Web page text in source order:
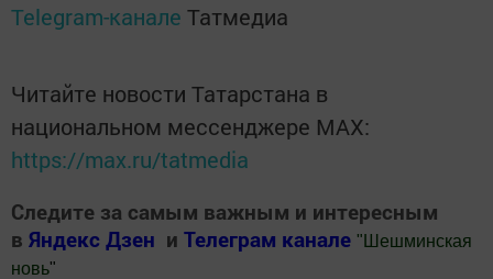
Telegram-канале Татмедиа
Читайте новости Татарстана в
национальном мессенджере MАХ:
https://max.ru/tatmedia
Следите за самым важным и интересным
в Яндекс Дзен и Телеграм канале " Шешминская
новь"